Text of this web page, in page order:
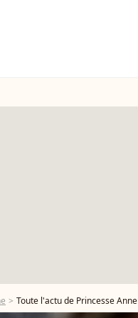
Toute l'actu de Princesse Anne